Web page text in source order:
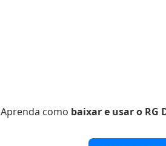
Aprenda como baixar e usar o RG